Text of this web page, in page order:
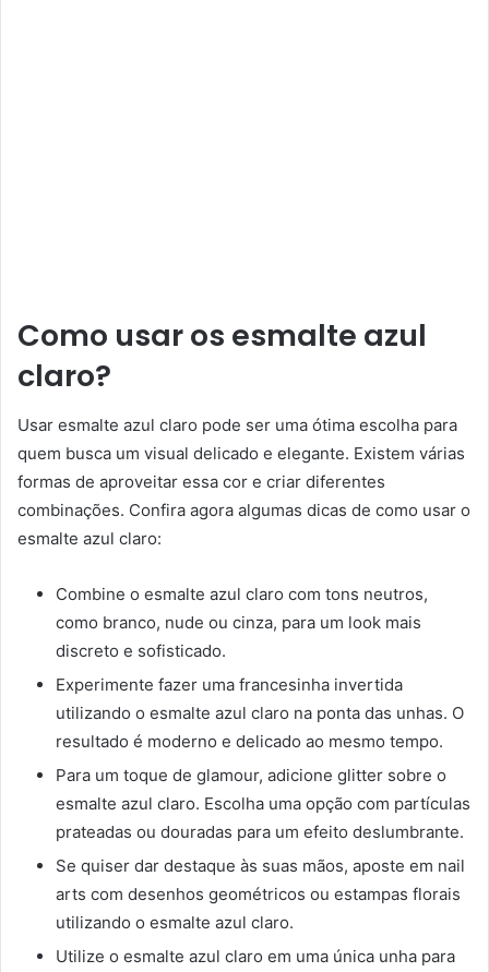
Como usar os esmalte azul
claro?
Usar esmalte azul claro pode ser uma ótima escolha para
quem busca um visual delicado e elegante. Existem várias
formas de aproveitar essa cor e criar diferentes
combinações. Confira agora algumas dicas de como usar o
esmalte azul claro:
Combine o esmalte azul claro com tons neutros,
como branco, nude ou cinza, para um look mais
discreto e sofisticado.
Experimente fazer uma francesinha invertida
utilizando o esmalte azul claro na ponta das unhas. O
resultado é moderno e delicado ao mesmo tempo.
Para um toque de glamour, adicione glitter sobre o
esmalte azul claro. Escolha uma opção com partículas
prateadas ou douradas para um efeito deslumbrante.
Se quiser dar destaque às suas mãos, aposte em nail
arts com desenhos geométricos ou estampas florais
utilizando o esmalte azul claro.
Utilize o esmalte azul claro em uma única unha para